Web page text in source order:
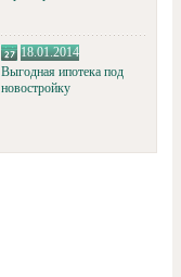
18.01.2014
Выгодная ипотека под
новостройку